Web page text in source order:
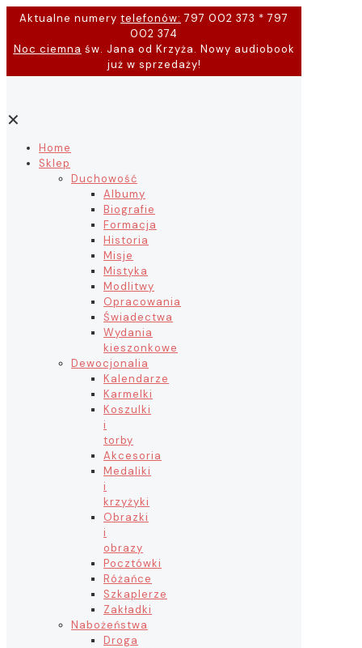
Aktualne numery telefonów: 797 002 373 * 797
002 374
Noc ciemna św. Jana od Krzyża. Nowy audiobook
już w sprzedaży!
✕
Home
Sklep
Duchowość
Albumy
Biografie
Formacja
Historia
Misje
Mistyka
Modlitwy
Opracowania
Świadectwa
Wydania
kieszonkowe
Dewocjonalia
Kalendarze
Karmelki
Koszulki
i
torby
Akcesoria
Medaliki
i
krzyżyki
Obrazki
i
obrazy
Pocztówki
Różańce
Szkaplerze
Zakładki
Nabożeństwa
Droga